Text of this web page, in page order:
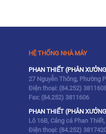
HỆ THỐNG NHÀ MÁY
PHAN THIẾT (PHÂN
27 Nguyễn Thông, Phường
Điện thoại: (84.252)
Fax: (84.252) 3811606
PHAN THIẾT (PHÂN
Lô 16B, Cảng cá Phan
Điện thoại: (84.252)